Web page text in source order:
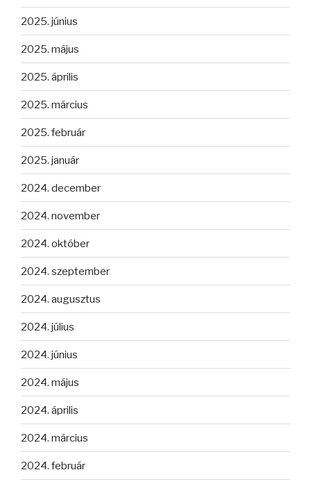
2025. június
2025. május
2025. április
2025. március
2025. február
2025. január
2024. december
2024. november
2024. október
2024. szeptember
2024. augusztus
2024. július
2024. június
2024. május
2024. április
2024. március
2024. február